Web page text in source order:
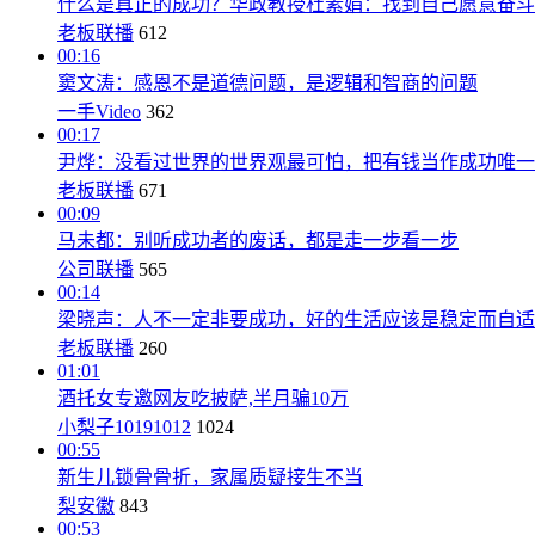
什么是真正的成功？华政教授杜素娟：找到自己愿意奋
老板联播 612
00:16
窦文涛：感恩不是道德问题，是逻辑和智商的问题
一手Video 362
00:17
尹烨：没看过世界的世界观最可怕，把有钱当作成功唯
老板联播 671
00:09
马未都：别听成功者的废话，都是走一步看一步
公司联播 565
00:14
梁晓声：人不一定非要成功，好的生活应该是稳定而自适
老板联播 260
01:01
酒托女专邀网友吃披萨,半月骗10万
小梨子10191012 1024
00:55
新生儿锁骨骨折，家属质疑接生不当
梨安徽 843
00:53